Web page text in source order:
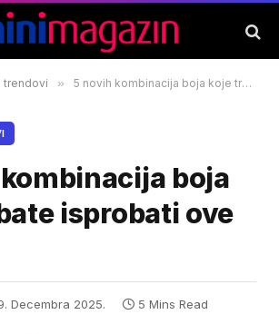
trendovi » 5 novih kombinacija boja koje trebate isprobati ove zime
boja
isprobati ove
Decembra 2025. 5 Mins Read